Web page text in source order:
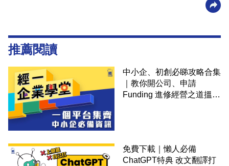
推薦閱讀
中小企、初創必睇攻略合集
｜教你開公司、申請
Funding 進修經營之道搵大
免費下載｜懶人必備
ChatGPT特典 改文翻譯打